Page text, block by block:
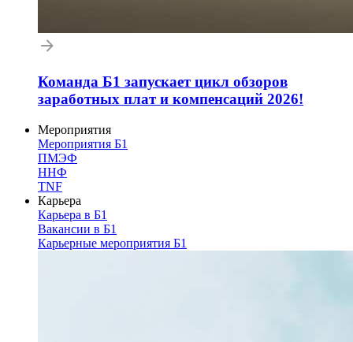
Команда Б1 запускает цикл обзоров
заработных плат и компенсаций 2026!
Мероприятия
Мероприятия Б1
ПМЭФ
ННФ
TNF
Карьера
Карьера в Б1
Вакансии в Б1
Карьерные мероприятия Б1